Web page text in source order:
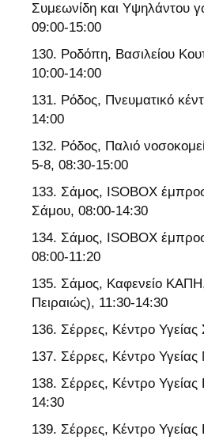
Συμεωνίδη και Υψηλάντου
09:00-15:00
Ροδόπη, Βασιλείου
10:00-14:00
Ρόδος, Πνευματικό
14:00
Ρόδος, Παλιό
5-8, 08:30-15:00
Σάμος, ISOBOX
Σάμου, 08:00-14:30
Σάμος, ISOBOX
08:00-11:20
Σάμος, Καφενείο
Πειραιώς), 11:30-14:30
Σέρρες, Κέντρο
Σέρρες, Κέντρο Υγείας
Σέρρες, Κέντρο Υγείας
14:30
Σέρρες, Κέντρο Υγείας